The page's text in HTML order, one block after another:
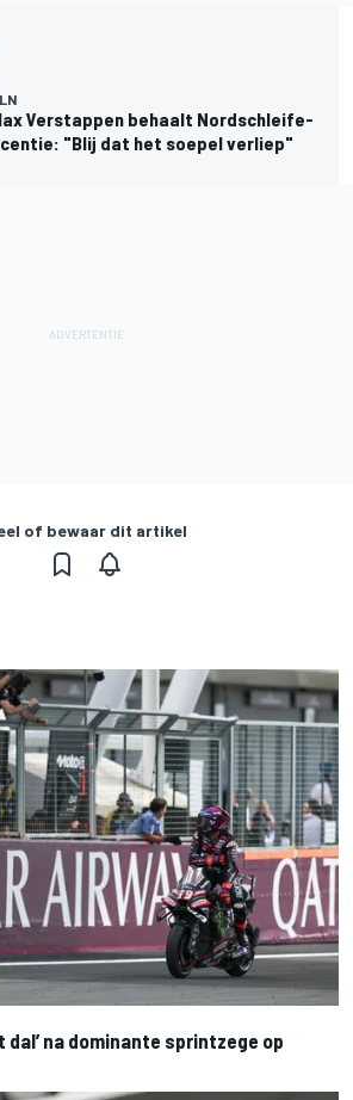
Verstappen behaalt Nordschleife-
"Blij dat het soepel verliep"
of bewaar dit artikel
dal’ na dominante sprintzege op